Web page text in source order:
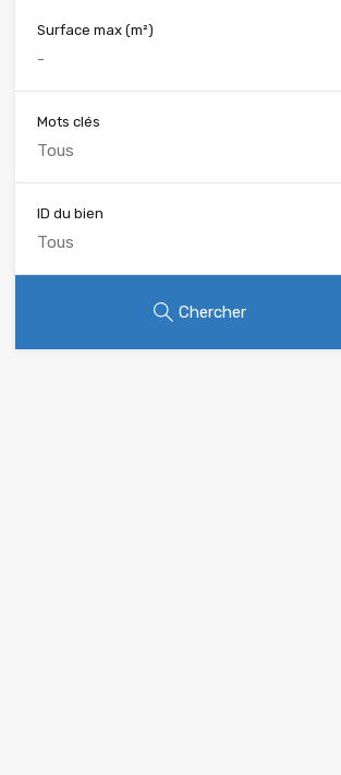
Surface max (m²)
Mots clés
ID du bien
Chercher